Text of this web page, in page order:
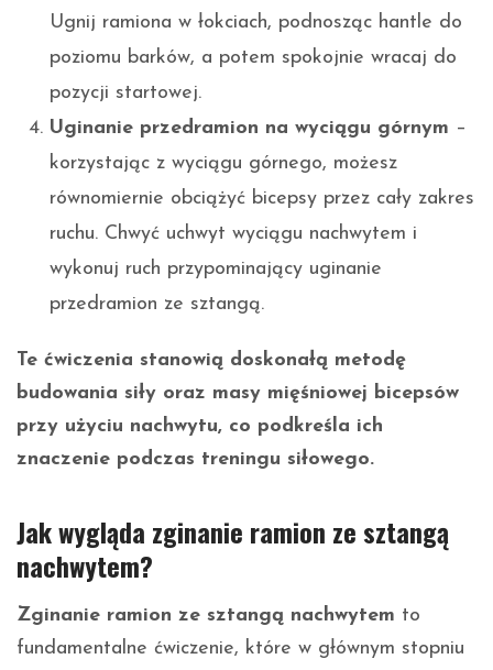
Ugnij ramiona w łokciach, podnosząc hantle do
poziomu barków, a potem spokojnie wracaj do
pozycji startowej.
Uginanie przedramion na wyciągu górnym –
korzystając z wyciągu górnego, możesz
równomiernie obciążyć bicepsy przez cały zakres
ruchu. Chwyć uchwyt wyciągu nachwytem i
wykonuj ruch przypominający uginanie
przedramion ze sztangą.
Te ćwiczenia stanowią doskonałą metodę
budowania siły oraz masy mięśniowej bicepsów
przy użyciu nachwytu, co podkreśla ich
znaczenie podczas treningu siłowego.
Jak wygląda zginanie ramion ze sztangą
nachwytem?
Zginanie ramion ze sztangą nachwytem to
fundamentalne ćwiczenie, które w głównym stopniu